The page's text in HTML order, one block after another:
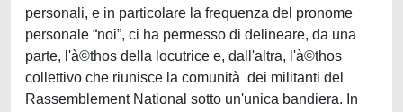
personali, e in particolare la frequenza del pronome
personale “noi”, ci ha permesso di delineare, da una
parte, l'à©thos della locutrice e, dall'altra, l'à©thos
collettivo che riunisce la comunità dei militanti del
Rassemblement National sotto un'unica bandiera. In